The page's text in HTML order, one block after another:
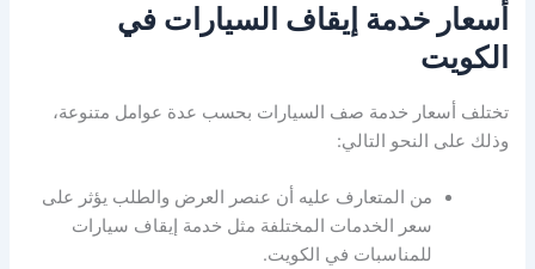
أسعار خدمة إيقاف السيارات في
الكويت
تختلف أسعار خدمة صف السيارات بحسب عدة عوامل متنوعة،
وذلك على النحو التالي:
من المتعارف عليه أن عنصر العرض والطلب يؤثر على
سعر الخدمات المختلفة مثل خدمة إيقاف سيارات
للمناسبات في الكويت.